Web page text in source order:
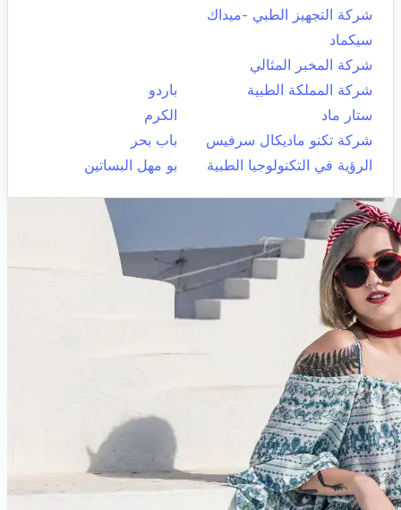
شركة التجهيز الطبي -ميداك
سيكماد
شركة المخبر المثالي
شركة المملكة الطبية
باردو
ستار ماد
الكرم
شركة تكنو ماديكال سرفيس
باب بحر
الرؤية في التكنولوجيا الطبية
بو مهل البساتين